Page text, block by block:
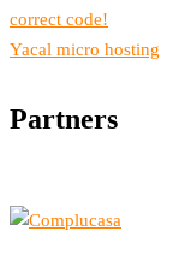
correct code!
Yacal micro hosting
Partners